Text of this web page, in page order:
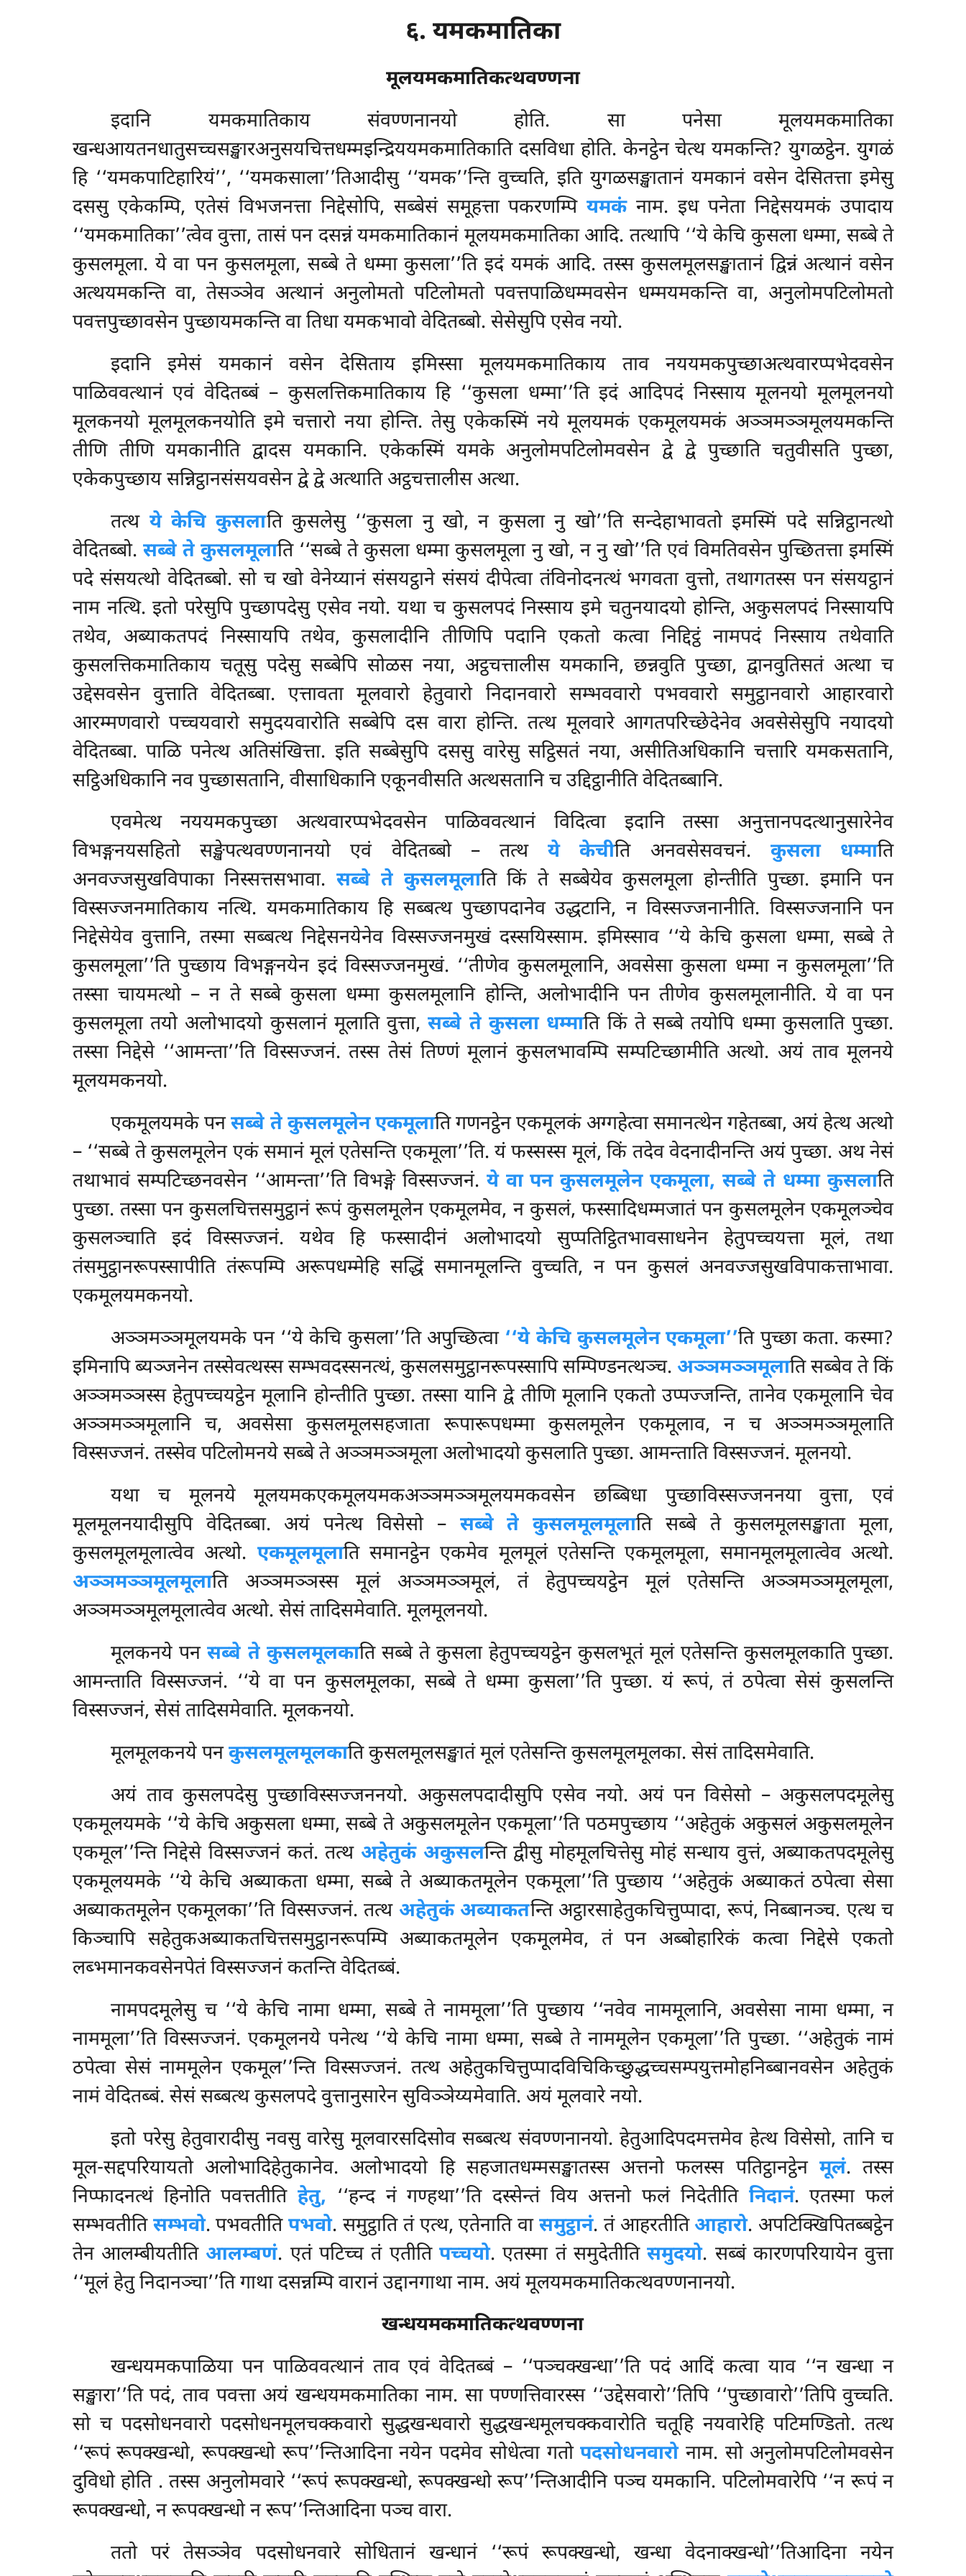
६. यमकमातिका
मूलयमकमातिकत्थवण्णना
इदानि यमकमातिकाय संवण्णनानयो होति. सा पनेसा मूलयमकमातिका
खन्धआयतनधातुसच्चसङ्खारअनुसयचित्तधम्मइन्द्रिययमकमातिकाति दसविधा होति. केनट्ठेन चेत्थ यमकन्ति? युगळट्ठेन. युगळं
हि ‘‘यमकपाटिहारियं’’, ‘‘यमकसाला’’तिआदीसु ‘‘यमक’’न्ति वुच्चति, इति युगळसङ्खातानं यमकानं वसेन देसितत्ता इमेसु
दससु एकेकम्पि, एतेसं विभजनत्ता निद्देसोपि, सब्बेसं समूहत्ता पकरणम्पियमकंनाम. इध पनेता निद्देसयमकं उपादाय
‘‘यमकमातिका’’त्वेव वुत्ता, तासं पन दसन्नं यमकमातिकानं मूलयमकमातिका आदि. तत्थापि ‘‘ये केचि कुसला धम्मा, सब्बे ते
कुसलमूला. ये वा पन कुसलमूला, सब्बे ते धम्मा कुसला’’ति इदं यमकं आदि. तस्स कुसलमूलसङ्खातानं द्विन्नं अत्थानं वसेन
अत्थयमकन्ति वा, तेसञ्ञेव अत्थानं अनुलोमतो पटिलोमतो पवत्तपाळिधम्मवसेन धम्मयमकन्ति वा, अनुलोमपटिलोमतो
पवत्तपुच्छावसेन पुच्छायमकन्ति वा तिधा यमकभावो वेदितब्बो. सेसेसुपि एसेव नयो.
इदानि इमेसं यमकानं वसेन देसिताय इमिस्सा मूलयमकमातिकाय ताव नययमकपुच्छाअत्थवारप्पभेदवसेन
पाळिववत्थानं एवं वेदितब्बं – कुसलत्तिकमातिकाय हि ‘‘कुसला धम्मा’’ति इदं आदिपदं निस्साय मूलनयो मूलमूलनयो
मूलकनयो मूलमूलकनयोति इमे चत्तारो नया होन्ति. तेसु एकेकस्मिं नये मूलयमकं एकमूलयमकं अञ्ञमञ्ञमूलयमकन्ति
तीणि तीणि यमकानीतिद्वादस यमकानि. एकेकस्मिं यमके अनुलोमपटिलोमवसेनद्वे द्वे पुच्छाति चतुवीसति पुच्छा,
एकेकपुच्छाय सन्निट्ठानसंसयवसेन द्वे द्वे अत्थाति अट्ठचत्तालीस अत्था.
तत्थ ये केचि कुसलाति कुसलेसु ‘‘कुसला नु खो, न कुसला नु खो’’ति सन्देहाभावतो इमस्मिं पदे सन्निट्ठानत्थो
वेदितब्बो. सब्बे ते कुसलमूलाति ‘‘सब्बे ते कुसला धम्मा कुसलमूला नु खो, न नु खो’’ति एवं विमतिवसेन पुच्छितत्ता इमस्मिं
पदे संसयत्थो वेदितब्बो. सो च खो वेनेय्यानं संसयट्ठाने संसयं दीपेत्वा तंविनोदनत्थं भगवता वुत्तो, तथागतस्स पन संसयट्ठानं
नाम नत्थि. इतो परेसुपि पुच्छापदेसु एसेव नयो. यथा च कुसलपदं निस्साय इमे चतुनयादयो होन्ति, अकुसलपदं निस्सायपि
तथेव, अब्याकतपदं निस्सायपि तथेव, कुसलादीनि तीणिपि पदानि एकतो कत्वा निद्दिट्ठं नामपदं निस्साय तथेवाति
कुसलत्तिकमातिकाय चतूसु पदेसु सब्बेपि सोळस नया, अट्ठचत्तालीस यमकानि, छन्नवुति पुच्छा, द्वानवुतिसतं अत्था च
उद्देसवसेन वुत्ताति वेदितब्बा. एत्तावता मूलवारो हेतुवारो निदानवारो सम्भववारो पभववारो समुट्ठानवारो आहारवारो
आरम्मणवारो पच्चयवारो समुदयवारोति सब्बेपि दस वारा होन्ति. तत्थ मूलवारे आगतपरिच्छेदेनेव अवसेसेसुपि नयादयो
वेदितब्बा. पाळि पनेत्थ अतिसंखित्ता. इति सब्बेसुपि दससु वारेसु सट्ठिसतं नया, असीतिअधिकानि चत्तारि यमकसतानि,
सट्ठिअधिकानि नव पुच्छासतानि, वीसाधिकानि एकूनवीसति अत्थसतानि च उद्दिट्ठानीति वेदितब्बानि.
एवमेत्थ नययमकपुच्छा अत्थवारप्पभेदवसेन पाळिववत्थानं विदित्वा इदानि तस्सा अनुत्तानपदत्थानुसारेनेव
विभङ्गनयसहितो सङ्खेपत्थवण्णनानयो एवं वेदितब्बो – तत्थये केचीति अनवसेसवचनं. कुसला धम्माति
अनवज्जसुखविपाका निस्सत्तसभावा.सब्बे ते कुसलमूलाति किं ते सब्बेयेव कुसलमूला होन्तीति पुच्छा. इमानि पन
विस्सज्जनमातिकाय नत्थि. यमकमातिकाय हि सब्बत्थ पुच्छापदानेव उद्धटानि, न विस्सज्जनानीति. विस्सज्जनानि पन
निद्देसेयेव वुत्तानि, तस्मा सब्बत्थ निद्देसनयेनेव विस्सज्जनमुखं दस्सयिस्साम. इमिस्साव ‘‘ये केचि कुसला धम्मा, सब्बे ते
कुसलमूला’’ति पुच्छाय विभङ्गनयेन इदं विस्सज्जनमुखं. ‘‘तीणेव कुसलमूलानि, अवसेसा कुसला धम्मा न कुसलमूला’’ति
तस्सा चायमत्थो – न ते सब्बे कुसला धम्मा कुसलमूलानि होन्ति, अलोभादीनि पन तीणेव कुसलमूलानीति. ये वा पन
कुसलमूला तयो अलोभादयो कुसलानं मूलाति वुत्ता,सब्बे ते कुसला धम्माति किं ते सब्बे तयोपि धम्मा कुसलाति पुच्छा.
तस्सा निद्देसे ‘‘आमन्ता’’ति विस्सज्जनं. तस्स तेसं तिण्णं मूलानं कुसलभावम्पि सम्पटिच्छामीति अत्थो. अयं ताव मूलनये
मूलयमकनयो.
एकमूलयमके पनसब्बे ते कुसलमूलेन एकमूलाति गणनट्ठेन एकमूलकं अग्गहेत्वा समानत्थेन गहेतब्बा, अयं हेत्थ अत्थो
– ‘‘सब्बे ते कुसलमूलेन एकं समानं मूलं एतेसन्ति एकमूला’’ति. यं फस्सस्स मूलं, किं तदेव वेदनादीनन्ति अयं पुच्छा. अथ नेसं
तथाभावं सम्पटिच्छनवसेन ‘‘आमन्ता’’ति विभङ्गे विस्सज्जनं. ये वा पन कुसलमूलेन एकमूला, सब्बे ते धम्मा कुसलाति
पुच्छा. तस्सापन कुसलचित्तसमुट्ठानं रूपं कुसलमूलेन एकमूलमेव, न कुसलं, फस्सादिधम्मजातं पन कुसलमूलेन एकमूलञ्चेव
कुसलञ्चाति इदं विस्सज्जनं. यथेव हि फस्सादीनं अलोभादयो सुप्पतिट्ठितभावसाधनेन हेतुपच्चयत्ता मूलं, तथा
तंसमुट्ठानरूपस्सापीति तंरूपम्पि अरूपधम्मेहि सद्धिं समानमूलन्ति वुच्चति, न पन कुसलं अनवज्जसुखविपाकत्ताभावा.
एकमूलयमकनयो.
अञ्ञमञ्ञमूलयमके पन ‘‘ये केचि कुसला’’ति अपुच्छित्वा ‘‘ये केचि कुसलमूलेन एकमूला’’ति पुच्छा कता. कस्मा?
इमिनापि ब्यञ्जनेन तस्सेवत्थस्स सम्भवदस्सनत्थं, कुसलसमुट्ठानरूपस्सापि सम्पिण्डनत्थञ्च. अञ्ञमञ्ञमूलाति सब्बेव ते किं
अञ्ञमञ्ञस्स हेतुपच्चयट्ठेन मूलानि होन्तीति पुच्छा. तस्सा यानि द्वे तीणि मूलानि एकतो उप्पज्जन्ति, तानेव एकमूलानि चेव
अञ्ञमञ्ञमूलानि च, अवसेसा कुसलमूलसहजाता रूपारूपधम्मा कुसलमूलेन एकमूलाव, न च अञ्ञमञ्ञमूलाति
विस्सज्जनं. तस्सेव पटिलोमनये सब्बे ते अञ्ञमञ्ञमूला अलोभादयो कुसलाति पुच्छा. आमन्ताति विस्सज्जनं. मूलनयो.
यथा च मूलनये मूलयमकएकमूलयमकअञ्ञमञ्ञमूलयमकवसेन छब्बिधा पुच्छाविस्सज्जननया वुत्ता, एवं
मूलमूलनयादीसुपि वेदितब्बा. अयं पनेत्थ विसेसो – सब्बे ते कुसलमूलमूलाति सब्बे ते कुसलमूलसङ्खाता मूला,
कुसलमूलमूलात्वेव अत्थो. एकमूलमूलाति समानट्ठेन एकमेव मूलमूलं एतेसन्ति एकमूलमूला, समानमूलमूलात्वेव अत्थो.
अञ्ञमञ्ञमूलमूलाति अञ्ञमञ्ञस्स मूलं अञ्ञमञ्ञमूलं, तं हेतुपच्चयट्ठेन मूलं एतेसन्ति अञ्ञमञ्ञमूलमूला,
अञ्ञमञ्ञमूलमूलात्वेव अत्थो. सेसं तादिसमेवाति. मूलमूलनयो.
मूलकनयेपनसब्बे ते कुसलमूलकाति सब्बे ते कुसला हेतुपच्चयट्ठेन कुसलभूतं मूलं एतेसन्ति कुसलमूलकाति पुच्छा.
आमन्ताति विस्सज्जनं. ‘‘ये वा पन कुसलमूलका, सब्बे ते धम्मा कुसला’’ति पुच्छा. यं रूपं, तं ठपेत्वा सेसं कुसलन्ति
विस्सज्जनं, सेसं तादिसमेवाति. मूलकनयो.
मूलमूलकनये पनकुसलमूलमूलकाति कुसलमूलसङ्खातं मूलं एतेसन्ति कुसलमूलमूलका. सेसं तादिसमेवाति.
अयं ताव कुसलपदेसु पुच्छाविस्सज्जननयो. अकुसलपदादीसुपि एसेव नयो. अयं पन विसेसो – अकुसलपदमूलेसु
एकमूलयमके ‘‘ये केचि अकुसला धम्मा, सब्बे ते अकुसलमूलेन एकमूला’’ति पठमपुच्छाय ‘‘अहेतुकं अकुसलं अकुसलमूलेन
एकमूल’’न्ति निद्देसे विस्सज्जनं कतं. तत्थ अहेतुकं अकुसलन्ति द्वीसु मोहमूलचित्तेसु मोहं सन्धाय वुत्तं, अब्याकतपदमूलेसु
एकमूलयमके ‘‘ये केचि अब्याकता धम्मा, सब्बे ते अब्याकतमूलेन एकमूला’’ति पुच्छाय ‘‘अहेतुकं अब्याकतं ठपेत्वा सेसा
अब्याकतमूलेन एकमूलका’’ति विस्सज्जनं. तत्थ अहेतुकं अब्याकतन्ति अट्ठारसाहेतुकचित्तुप्पादा, रूपं, निब्बानञ्च. एत्थ च
किञ्चापि सहेतुकअब्याकतचित्तसमुट्ठानरूपम्पि अब्याकतमूलेन एकमूलमेव, तं पन अब्बोहारिकं कत्वा निद्देसे एकतो
लब्भमानकवसेनपेतं विस्सज्जनं कतन्ति वेदितब्बं.
नामपदमूलेसु च ‘‘ये केचि नामा धम्मा, सब्बे ते नाममूला’’ति पुच्छाय ‘‘नवेव नाममूलानि, अवसेसा नामा धम्मा, न
नाममूला’’ति विस्सज्जनं. एकमूलनये पनेत्थ ‘‘ये केचि नामा धम्मा, सब्बे ते नाममूलेन एकमूला’’ति पुच्छा. ‘‘अहेतुकं नामं
ठपेत्वा सेसं नाममूलेन एकमूल’’न्ति विस्सज्जनं. तत्थ अहेतुकचित्तुप्पादविचिकिच्छुद्धच्चसम्पयुत्तमोहनिब्बानवसेन अहेतुकं
नामं वेदितब्बं. सेसं सब्बत्थ कुसलपदे वुत्तानुसारेन सुविञ्ञेय्यमेवाति. अयं मूलवारे नयो.
इतो परेसु हेतुवारादीसु नवसु वारेसु मूलवारसदिसोव सब्बत्थ संवण्णनानयो. हेतुआदिपदमत्तमेव हेत्थ विसेसो, तानि च
मूल-सद्दपरियायतो अलोभादिहेतुकानेव. अलोभादयो हि सहजातधम्मसङ्खातस्स अत्तनो फलस्स पतिट्ठानट्ठेन मूलं. तस्स
निप्फादनत्थं हिनोतिपवत्ततीतिहेतु, ‘‘हन्द नं गण्हथा’’ति दस्सेन्तं विय अत्तनो फलं निदेतीति निदानं. एतस्मा फलं
सम्भवतीति सम्भवो. पभवतीतिपभवो. समुट्ठाति तं एत्थ, एतेनाति वासमुट्ठानं. तं आहरतीति आहारो. अपटिक्खिपितब्बट्ठेन
तेन आलम्बीयतीति आलम्बणं. एतं पटिच्च तं एतीतिपच्चयो. एतस्मा तं समुदेतीतिसमुदयो. सब्बं कारणपरियायेन वुत्ता
‘‘मूलं हेतु निदानञ्चा’’ति गाथा दसन्नम्पि वारानं उद्दानगाथा नाम. अयं मूलयमकमातिकत्थवण्णनानयो.
खन्धयमकमातिकत्थवण्णना
खन्धयमकपाळिया पन पाळिववत्थानं ताव एवं वेदितब्बं – ‘‘पञ्चक्खन्धा’’ति पदं आदिं कत्वा याव ‘‘न खन्धा न
सङ्खारा’’ति पदं, ताव पवत्ता अयं खन्धयमकमातिका नाम. सा पण्णत्तिवारस्स ‘‘उद्देसवारो’’तिपि ‘‘पुच्छावारो’’तिपि वुच्चति.
सो च पदसोधनवारो पदसोधनमूलचक्कवारो सुद्धखन्धवारो सुद्धखन्धमूलचक्कवारोति चतूहि नयवारेहि पटिमण्डितो. तत्थ
‘‘रूपं रूपक्खन्धो, रूपक्खन्धो रूप’’न्तिआदिना नयेन पदमेव सोधेत्वा गतोपदसोधनवारोनाम. सो अनुलोमपटिलोमवसेन
दुविधो होति . तस्स अनुलोमवारे ‘‘रूपं रूपक्खन्धो, रूपक्खन्धो रूप’’न्तिआदीनि पञ्च यमकानि. पटिलोमवारेपि ‘‘न रूपं न
रूपक्खन्धो, न रूपक्खन्धो न रूप’’न्तिआदिना पञ्च वारा.
ततो परं तेसञ्ञेव पदसोधनवारे सोधितानं खन्धानं ‘‘रूपं रूपक्खन्धो, खन्धा वेदनाक्खन्धो’’तिआदिना नयेन